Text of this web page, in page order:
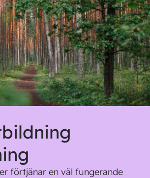
förtjänar en väl fungerande